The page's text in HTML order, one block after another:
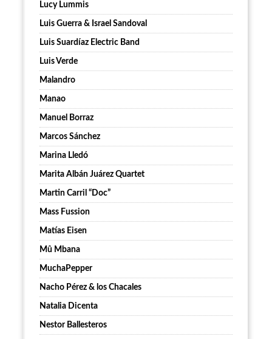
Lucy Lummis
Luis Guerra & Israel Sandoval
Luis Suardíaz Electric Band
Luis Verde
Malandro
Manao
Manuel Borraz
Marcos Sánchez
Marina Lledó
Marita Albán Juárez Quartet
Martin Carril “Doc”
Mass Fussion
Matías Eisen
Mû Mbana
MuchaPepper
Nacho Pérez & los Chacales
Natalia Dicenta
Nestor Ballesteros